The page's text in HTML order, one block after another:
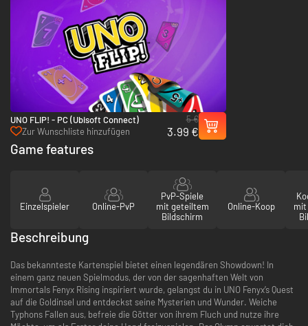
UNO FLIP! - PC (Ubisoft Connect)
Zur Wunschliste hinzufügen
5 €
3.99 €
Game features
Einzelspieler Online-PvP
PvP-Spiele
mit geteiltem
Bildschirm
Online-Koop
Beschreibung
Das bekannteste Kartenspiel bietet einen legendären Showdown! In
einem ganz neuen Spielmodus, der von der sagenhaften Welt von
Immortals Fenyx Rising inspiriert wurde, gelangst du in UNO Fenyx’s Quest
auf die Goldinsel und entdeckst seine Mysterien und Wunder. Weiche
Typhons Fallen aus, befreie die Götter von ihrem Fluch und nutze ihre